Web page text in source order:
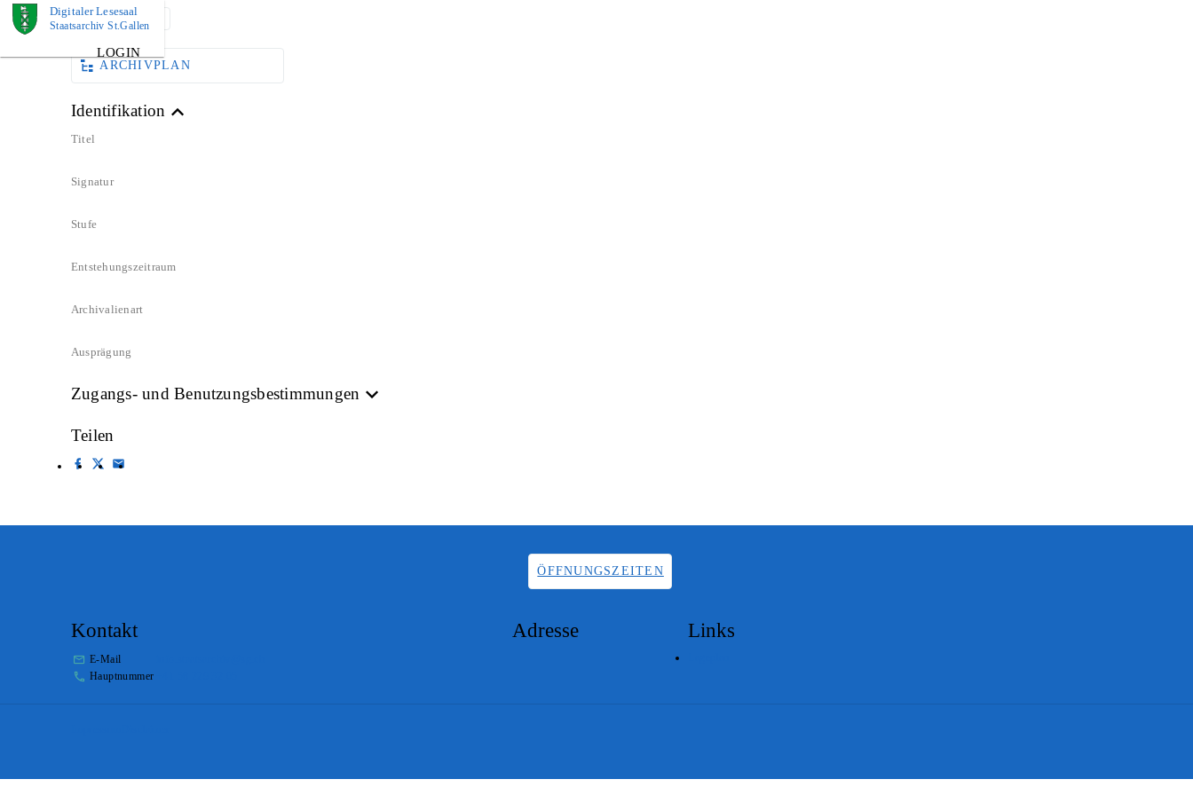
Digitaler Lesesaal
Staatsarchiv St.Gallen
LOGIN
DOKUMENT
ARCHIVPLAN
Identifikation
Titel
Signatur
Stufe
Entstehungszeitraum
Archivalienart
Ausprägung
Zugangs- und Benutzungsbestimmungen
Teilen
ÖFFNUNGSZEITEN
Kontakt
E-Mail
Hauptnummer
Adresse Links